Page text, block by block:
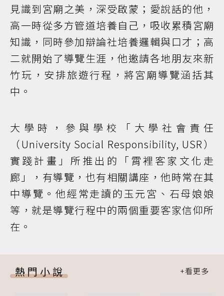
見識到宮廟之美，深受啟蒙；愛說話的他，
高一時從多方管道培養自己，吸收累積宮廟
知識，同時參加辯論社培養邏輯與口才；高
二就開始了導覽生涯，他邀請各地朋友來新
竹玩，安排旅遊行程，將宮廟導覽涵括其
中。
大學時，參與學校「大學社會責任
（University Social Responsibility, USR）
實踐計畫」所推出的「霄裡客家文化走
廊」，有導覽，也有相關講座，他時常在其
中導覽。他經常走讀的玉元宮、石母娘娘
等，就是導覽行程中的兩個重要客家信仰所
在。
熱門小說